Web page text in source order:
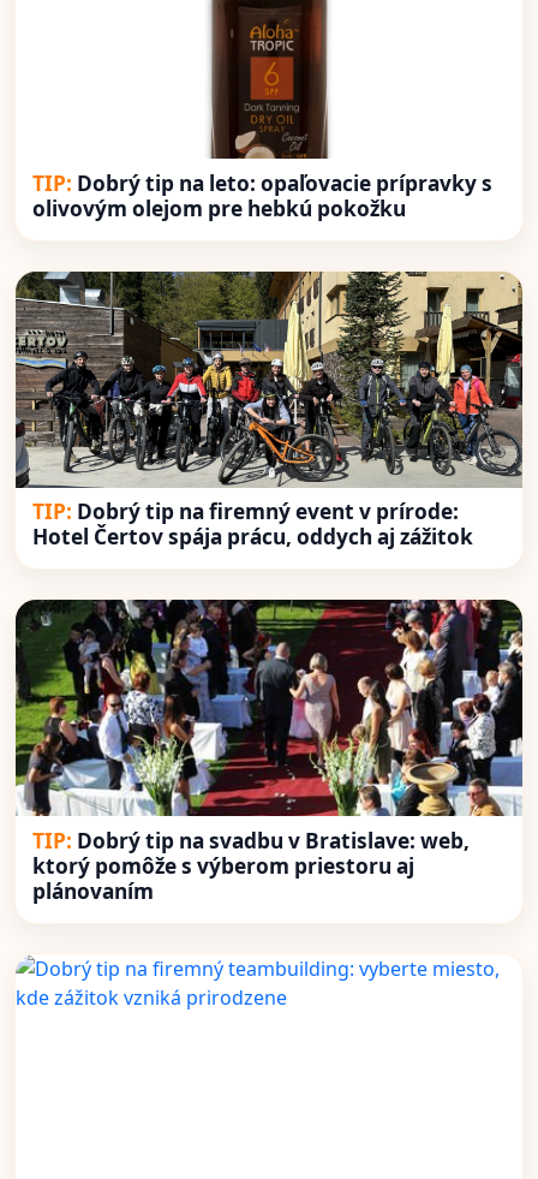
Dobrý tip na leto: opaľovacie prípravky s
olivovým olejom pre hebkú pokožku
Dobrý tip na firemný event v prírode:
Hotel Čertov spája prácu, oddych aj zážitok
Dobrý tip na svadbu v Bratislave: web,
ktorý pomôže s výberom priestoru aj
plánovaním